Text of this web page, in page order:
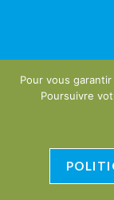
Pour vous
Poursuivre